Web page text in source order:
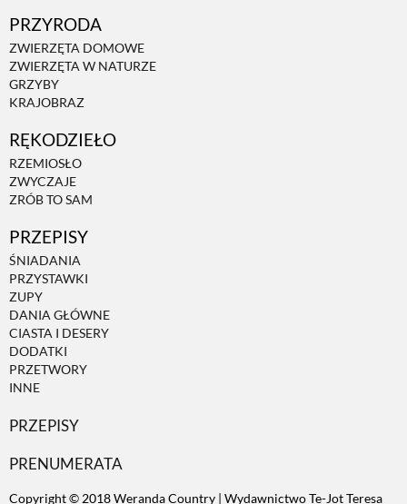
PRZYRODA
ZWIERZĘTA DOMOWE
ZWIERZĘTA W NATURZE
GRZYBY
KRAJOBRAZ
RĘKODZIEŁO
RZEMIOSŁO
ZWYCZAJE
ZRÓB TO SAM
PRZEPISY
ŚNIADANIA
PRZYSTAWKI
ZUPY
DANIA GŁÓWNE
CIASTA I DESERY
DODATKI
PRZETWORY
INNE
PRZEPISY
PRENUMERATA
Copyright © 2018 Weranda Country | Wydawnictwo Te-Jot Teresa
ZWIERZĘTA W NATURZE